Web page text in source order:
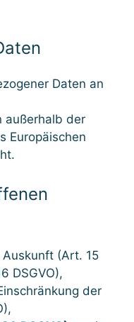
Daten an
außerhalb der
Europäischen
(Art. 15
DSGVO),
der